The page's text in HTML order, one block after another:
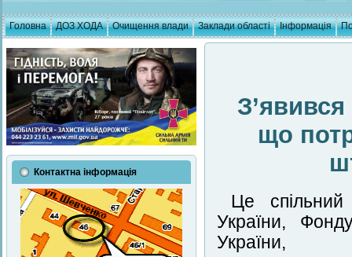
Головна ДОЗ ХОДА Очищення влади Заклади області Інформація
Контактна інформація
що
Це спільний
України,
України,